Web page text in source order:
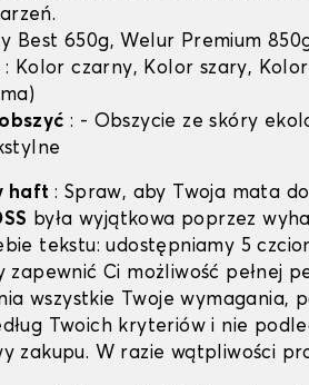
Best 650g, Welur Premium
: Kolor czarny, Kolor szary,
: - Obszycie ze skóry
haft : Spraw, aby Twoja mata
była wyjątkowa poprzez
tekstu: udostępniamy 5
zapewnić Ci możliwość pełnej
wszystkie Twoje wymagania,
Twoich kryteriów i nie
zakupu. W razie wątpliwości